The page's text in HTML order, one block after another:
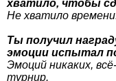
хватило, чтобы
Не хватило
Ты получил
эмоции испытал
Эмоций никаких,
турнир.